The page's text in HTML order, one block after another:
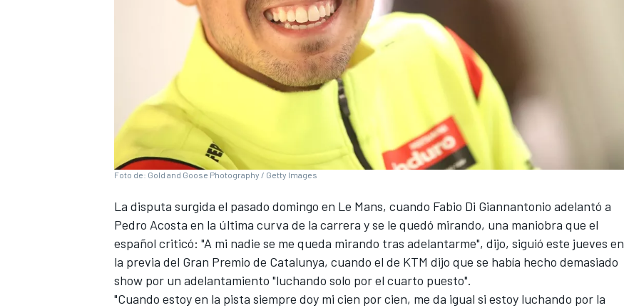
Foto de: Gold and Goose Photography / Getty Images
La disputa surgida el pasado domingo en Le Mans, cuando Fabio Di Giannantonio adelantó a
Pedro Acosta en la última curva de la carrera y se le quedó mirando, una maniobra que el
español criticó: "A mi nadie se me queda mirando tras adelantarme", dijo, siguió este jueves en
la previa del Gran Premio de Catalunya, cuando el de KTM dijo que se había hecho demasiado
show por un adelantamiento "luchando solo por el cuarto puesto".
"Cuando estoy en la pista siempre doy mi cien por cien, me da igual si estoy luchando por la